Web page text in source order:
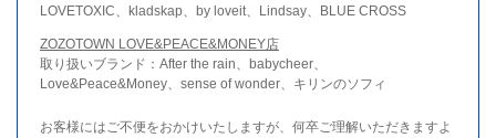
LOVETOXIC、kladskap、by loveit、Lindsay、BLUE CROSS
ZOZOTOWN LOVE&PEACE&MONEY店
取り扱いブランド：After the rain、babycheer、
Love&Peace&Money、sense of wonder、キリンのソフィ
お客様にはご不便をおかけいたしますが、何卒ご理解いただきますよ